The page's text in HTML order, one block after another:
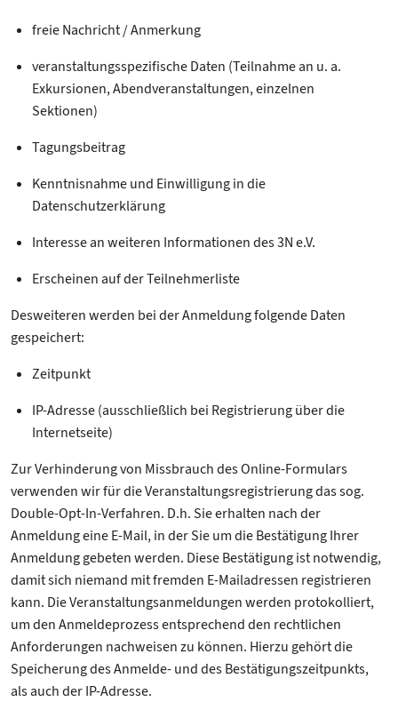
freie Nachricht / Anmerkung
veranstaltungsspezifische Daten (Teilnahme an u. a.
Exkursionen, Abendveranstaltungen, einzelnen
Sektionen)
Tagungsbeitrag
Kenntnisnahme und Einwilligung in die
Datenschutzerklärung
Interesse an weiteren Informationen des 3N e.V.
Erscheinen auf der Teilnehmerliste
Desweiteren werden bei der Anmeldung folgende Daten
gespeichert:
Zeitpunkt
IP-Adresse (ausschließlich bei Registrierung über die
Internetseite)
Zur Verhinderung von Missbrauch des Online-Formulars
verwenden wir für die Veranstaltungsregistrierung das sog.
Double-Opt-In-Verfahren. D.h. Sie erhalten nach der
Anmeldung eine E-Mail, in der Sie um die Bestätigung Ihrer
Anmeldung gebeten werden. Diese Bestätigung ist notwendig,
damit sich niemand mit fremden E-Mailadressen registrieren
kann. Die Veranstaltungsanmeldungen werden protokolliert,
um den Anmeldeprozess entsprechend den rechtlichen
Anforderungen nachweisen zu können. Hierzu gehört die
Speicherung des Anmelde- und des Bestätigungszeitpunkts,
als auch der IP-Adresse.